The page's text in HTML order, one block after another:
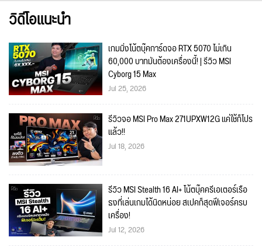
วิดีโอแนะนำ
เกมมิ่งโน้ตบุ๊คการ์ดจอ RTX 5070 ไม่เกิน
60,000 บาทมันต้องเครื่องนี้! | รีวิว MSI
Cyborg 15 Max
Jul 25, 2026
รีวิวจอ MSI Pro Max 271UPXW12G แค่ใช้ก็โปร
แล้ว!!
Jul 18, 2026
รีวิว MSI Stealth 16 AI+ โน้ตบุ๊คครีเอเตอร์เรือ
ธงที่เล่นเกมได้นิดหน่อย สเปคก็สุดฟีเจอร์ครบ
เครื่อง!
Jul 12, 2026